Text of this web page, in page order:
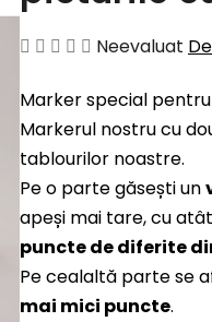
Evaluarea
a
produsului
este
0,0
din
5
stele.
Neevaluat
Marker special
Markerul nostru cu
tablourilor noastre.
Pe o parte găsești un
apeși mai tare, cu atât
puncte de diferite
Pe cealaltă parte se
mai mici puncte.